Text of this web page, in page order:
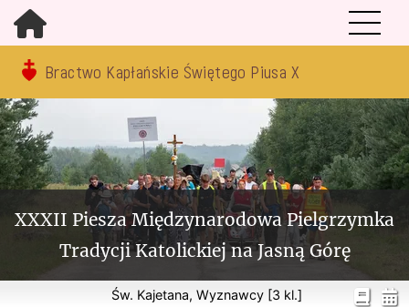
Bractwo Kapłańskie Świętego Piusa X
XXXII Piesza Międzynarodowa Pielgrzymka
Tradycji Katolickiej na Jasną Górę
Św. Kajetana, Wyznawcy [3 kl.]